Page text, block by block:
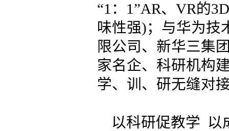
“1：1”AR、VR的
味性强)；与华为技
限公司、新华三集
家名企、科研机构
学、训、研无缝对
以科研促教学 以